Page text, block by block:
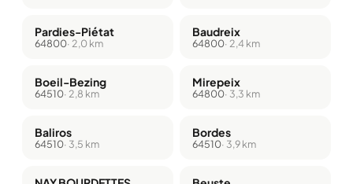
Pardies-Piétat
64800· 2,0 km
Baudreix
64800· 2,4 km
Boeil-Bezing
64510· 2,8 km
Mirepeix
64800· 3,3 km
Baliros
64510· 3,5 km
Bordes
64510· 3,9 km